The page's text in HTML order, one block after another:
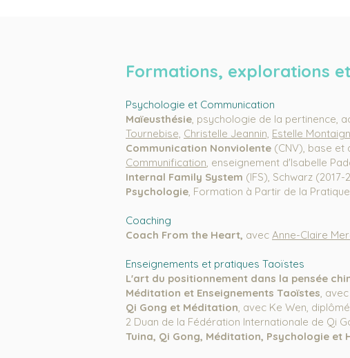
Formations, explorations
Psychologie et Communication
Maïeusthésie, psychologie de la pertinence,
Tournebise, Christelle Jeannin, Estelle
Communication Nonviolente (CNV), base
Communification, enseignement d'Isabelle
Internal Family System (IFS), Schwarz (2017-
Psychologie, Formation à Partir de la
Coaching
Coach From the Heart, avec Anne-Claire
Enseignements et pratiques Taoïstes
L'art du positionnement dans la pensée
Méditation et Enseignements Taoïstes, avec
Qi Gong et Méditation, avec Ke Wen,
2 Duan de la Fédération Internationale de Qi
Tuina, Qi Gong, Méditation, Psychologie et